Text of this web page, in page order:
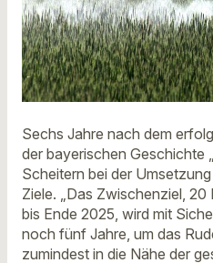
Sechs Jahre nach dem
der bayerischen Geschichte
Scheitern bei der
Ziele. „Das Zwischenziel,
bis Ende 2025, wird mit
noch fünf Jahre, um das
zumindest in die Nähe der